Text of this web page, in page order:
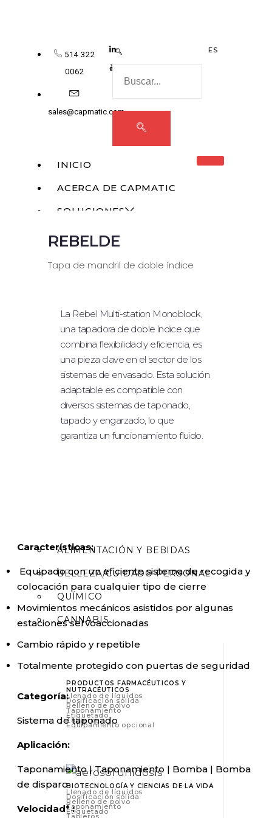
514 322
0062
sales@capmatic.com
ES
INICIO
ACERCA DE CAPMATIC
SOLUCIONES
MONOBLOQUE
RELLENO LÍQUIDO
TAPONAMIENTO
SISTEMA ROBÓTICO
TABLEROS DE MESA
EQUIPAMIENTO OPCIONAL
ALIMENTACIÓN Y BEBIDAS
BELLEZA/CUIDADO PERSONAL
QUÍMICO
CANNABIS
PRODUCTOS FARMACÉUTICOS Y
NUTRACÉUTICOS
Llenado de líquidos
Dosificación sólida
Relleno de polvo
Taponamiento
Etiquetado
Tableros
Equipamiento opcional
BIOTECNOLOGÍA Y CIENCIAS DE LA VIDA
Llenado de líquidos
Dosificación sólida
Relleno de polvo
Taponamiento
Etiquetado
Tableros
REBELDE
Tapa de mandril de doble índice
La Rebel Multi-station Monoblock,
una tapadora de doble índice que
combina flexibilidad y eficiencia, es
una pieza clave en el sector de los
sistemas de envasado. Esta solución
adaptable es compatible con
diversos sistemas de taponado,
tapado y engarzado, lo que
garantiza un funcionamiento fluido.
Características:
Equipado con un eficiente sistema de recogida y
colocación para cualquier tipo de cierre
Movimientos mecánicos asistidos por algunas
estaciones servoaccionadas
Cambio rápido y repetible
Totalmente protegido con puertas de seguridad
Categoría:
Sistema de taponado
Aplicación:
Taponamiento | Taponamiento | Bomba | Bomba
de disparo
Velocidad* :